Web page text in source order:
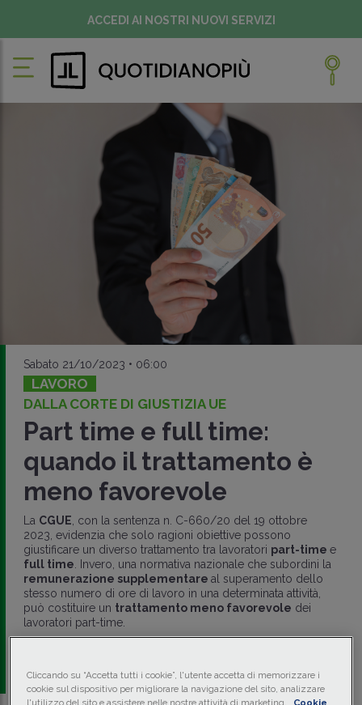
ACCEDI AI NOSTRI NUOVI SERVIZI
Sabato 21/10/2023 • 06:00
LAVORO
DALLA CORTE DI GIUSTIZIA UE
Part time e full time:
quando il trattamento è
meno favorevole
La CGUE , con la sentenza n. C-660/20 del 19 ottobre
2023, evidenzia che solo ragioni obiettive possono
giustificare un diverso trattamento tra lavoratori part-time e
full time . Invero, una normativa nazionale che subordini la
remunerazione supplementare al superamento dello
stesso numero di ore di lavoro in una determinata attività,
può costituire un trattamento meno favorevole dei
lavoratori part-time.
Cliccando su “Accetta tutti i cookie”, l'utente accetta di memorizzare i
cookie sul dispositivo per migliorare la navigazione del sito, analizzare
l'utilizzo del sito e assistere nelle nostre attività di marketing.
Cookie